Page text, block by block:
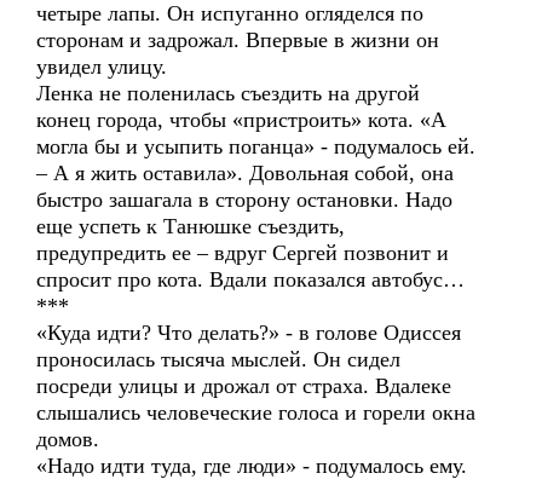
четыре лапы. Он испуганно огляделся по
сторонам и задрожал. Впервые в жизни он
увидел улицу.
Ленка не поленилась съездить на другой
конец города, чтобы «пристроить» кота. «А
могла бы и усыпить поганца» - подумалось ей.
– А я жить оставила». Довольная собой, она
быстро зашагала в сторону остановки. Надо
еще успеть к Танюшке съездить,
предупредить ее – вдруг Сергей позвонит и
спросит про кота. Вдали показался автобус…
***
«Куда идти? Что делать?» - в голове Одиссея
проносилась тысяча мыслей. Он сидел
посреди улицы и дрожал от страха. Вдалеке
слышались человеческие голоса и горели окна
домов.
«Надо идти туда, где люди» - подумалось ему.